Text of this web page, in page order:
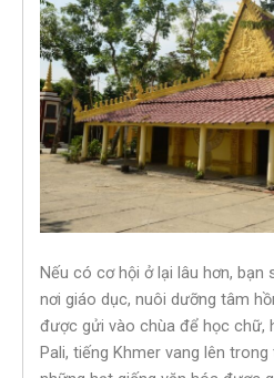
Nếu có cơ hội ở lại lâu hơn, bạn
nơi giáo dục, nuôi dưỡng tâm
được gửi vào chùa để học chữ,
Pali, tiếng Khmer vang lên